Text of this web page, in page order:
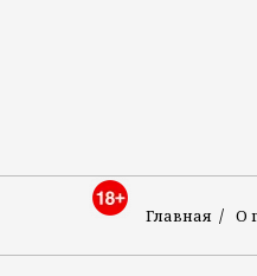
Главная О